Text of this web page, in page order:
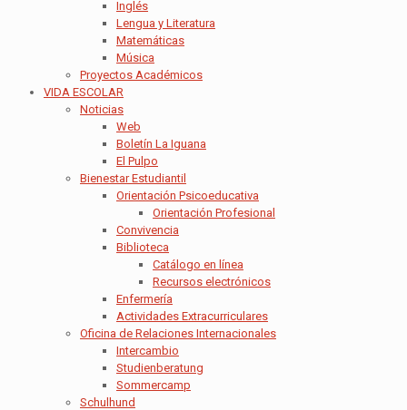
Inglés
Lengua y Literatura
Matemáticas
Música
Proyectos Académicos
VIDA ESCOLAR
Noticias
Web
Boletín La Iguana
El Pulpo
Bienestar Estudiantil
Orientación Psicoeducativa
Orientación Profesional
Convivencia
Biblioteca
Catálogo en línea
Recursos electrónicos
Enfermería
Actividades Extracurriculares
Oficina de Relaciones Internacionales
Intercambio
Studienberatung
Sommercamp
Schulhund